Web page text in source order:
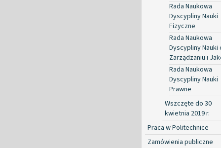
Rada Naukowa
Dyscypliny Nauki
Fizyczne
Rada Naukowa
Dyscypliny Nauki
Zarządzaniu i
Rada Naukowa
Dyscypliny Nauki
Prawne
Wszczęte do 30
kwietnia 2019 r.
Praca w Politechnice
Zamówienia publiczne